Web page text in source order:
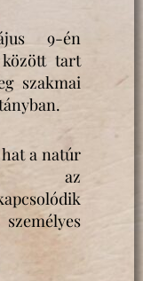
9-én
között tart
szakmai
a natúr
az